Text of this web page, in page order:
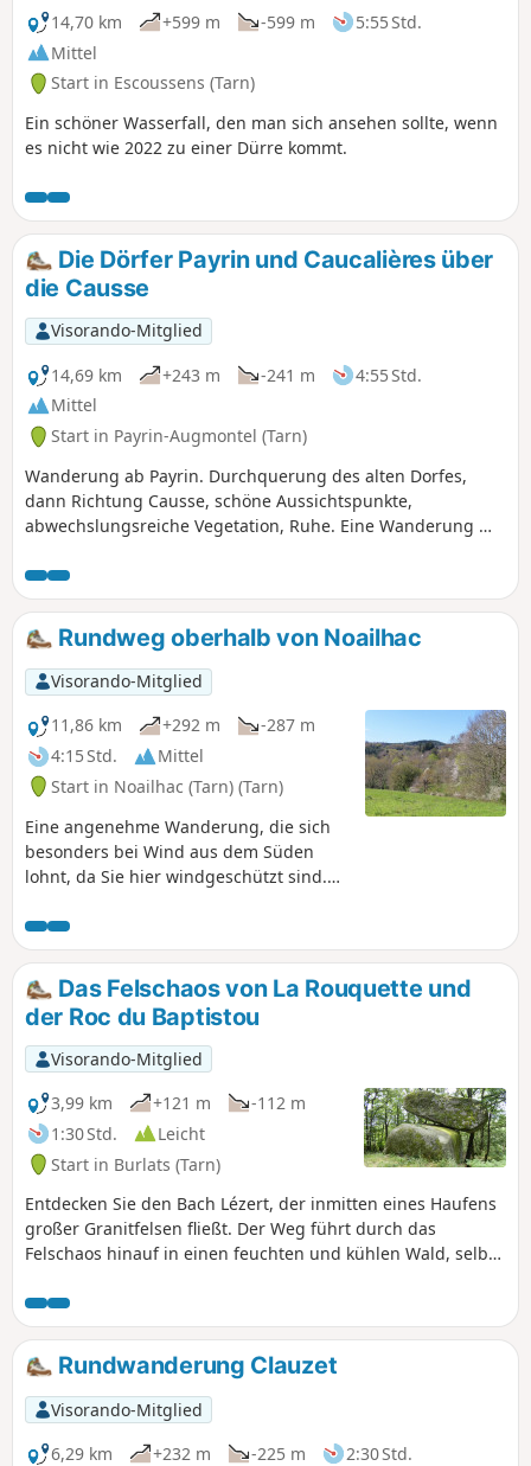
14,70 km
+599 m -599 m
5:55 Std.
Mittel
Start in Escoussens (Tarn)
Ein schöner Wasserfall, den man sich ansehen sollte, wenn
es nicht wie 2022 zu einer Dürre kommt.
Die Dörfer Payrin und Caucalières über
die Causse
Visorando-Mitglied
14,69 km
+243 m -241 m
4:55 Std.
Mittel
Start in Payrin-Augmontel (Tarn)
Wanderung ab Payrin. Durchquerung des alten Dorfes,
dann Richtung Causse, schöne Aussichtspunkte,
abwechslungsreiche Vegetation, Ruhe. Eine Wanderung mit
Rundweg oberhalb von Noailhac
Visorando-Mitglied
11,86 km
+292 m
-287 m
4:15 Std.
Mittel
Start in Noailhac (Tarn) (Tarn)
Eine angenehme Wanderung, die sich
besonders bei Wind aus dem Süden
lohnt, da Sie hier windgeschützt sind.
Ausblicke auf die Montagne Noire und
die Ebene von Castres machen diese
Route interessant. Wege und Pfade
führen Sie zum Fuß des Sidobre, dann
zurück durch den Weiler Fialessuch und
den Roc de Peyremaure.
Das Felschaos von La Rouquette und
der Roc du Baptistou
Visorando-Mitglied
3,99 km
+121 m
-112 m
1:30 Std.
Leicht
Start in Burlats (Tarn)
Entdecken Sie den Bach Lézert, der inmitten eines Haufens
großer Granitfelsen fließt. Der Weg führt durch das
Felschaos hinauf in einen feuchten und kühlen Wald, selbst
kehren Sie über eine kleine, verkehrsfreie Straße zurück,
die Ihnen einen kleinen Abstecher ermöglicht, um den Roc
du Baptistou zu entdecken, der in instabiler Balance steht.
Rundwanderung Clauzet
Visorando-Mitglied
6,29 km
+232 m -225 m
2:30 Std.